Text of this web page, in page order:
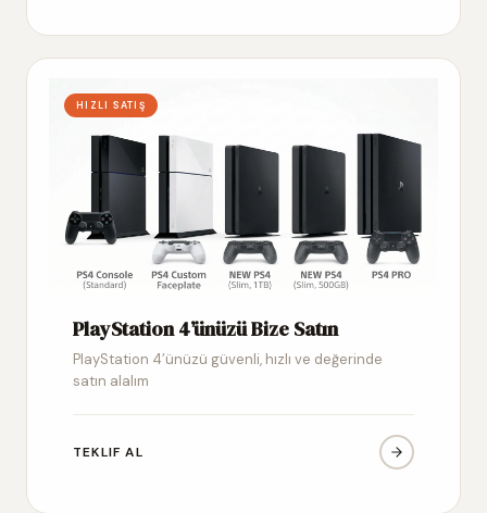
HIZLI SATIŞ
PlayStation 4’ünüzü Bize Satın
PlayStation 4’ünüzü güvenli, hızlı ve değerinde
satın alalım
TEKLIF AL